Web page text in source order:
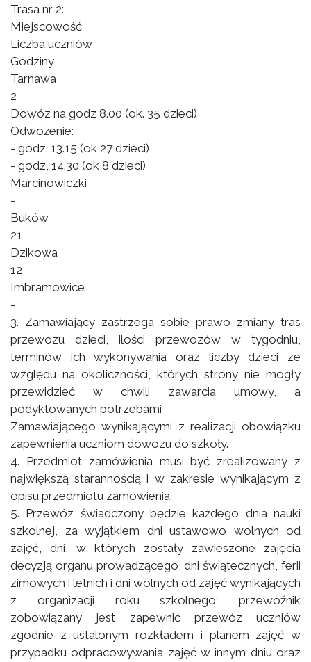
Trasa nr 2:
Miejscowość
Liczba uczniów
Godziny
Tarnawa
2
Dowóz na godz 8.00 (ok. 35 dzieci)
Odwożenie:
- godz. 13.15 (ok 27 dzieci)
- godz, 14.30 (ok 8 dzieci)
Marcinowiczki
-
Buków
21
Dzikowa
12
Imbramowice
-
3. Zamawiający zastrzega sobie prawo zmiany tras
przewozu dzieci, ilości przewozów w tygodniu,
terminów ich wykonywania oraz liczby dzieci ze
względu na okoliczności, których strony nie mogły
przewidzieć w chwili zawarcia umowy, a
podyktowanych potrzebami
Zamawiającego wynikającymi z realizacji obowiązku
zapewnienia uczniom dowozu do szkoły.
4. Przedmiot zamówienia musi być zrealizowany z
największą starannością i w zakresie wynikającym z
opisu przedmiotu zamówienia.
5. Przewóz świadczony będzie każdego dnia nauki
szkolnej, za wyjątkiem dni ustawowo wolnych od
zajęć, dni, w których zostały zawieszone zajęcia
decyzją organu prowadzącego, dni świątecznych, ferii
zimowych i letnich i dni wolnych od zajęć wynikających
z organizacji roku szkolnego; przewoźnik
zobowiązany jest zapewnić przewóz uczniów
zgodnie z ustalonym rozkładem i planem zajęć w
przypadku odpracowywania zajęć w innym dniu oraz